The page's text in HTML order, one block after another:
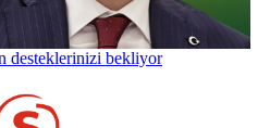
desteklerinizi bekliyor